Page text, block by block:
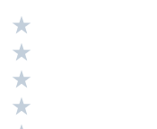
Valutazione